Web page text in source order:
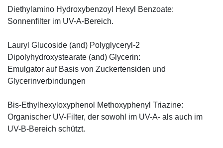
Diethylamino Hydroxybenzoyl Hexyl Benzoate:
Sonnenfilter im UV-A-Bereich.
Lauryl Glucoside (and) Polyglyceryl-2
Dipolyhydroxystearate (and) Glycerin:
Emulgator auf Basis von Zuckertensiden und
Glycerinverbindungen
Bis-Ethylhexyloxyphenol Methoxyphenyl Triazine:
Organischer UV-Filter, der sowohl im UV-A- als auch im
UV-B-Bereich schützt.